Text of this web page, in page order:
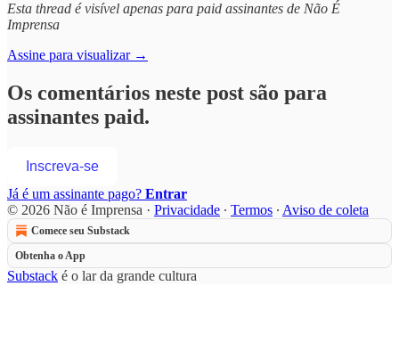
Esta thread é visível apenas para paid assinantes de Não É
Imprensa
Assine para visualizar →
Os comentários neste post são para
assinantes paid.
Inscreva-se
Já é um assinante pago? Entrar
© 2026 Não é Imprensa · Privacidade ∙ Termos ∙ Aviso de coleta
Comece seu Substack
Obtenha o App
Substack é o lar da grande cultura